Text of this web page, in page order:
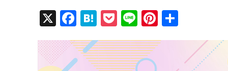
X
F
c
e
H
e
n
P
ck
et
Li
e
Pi
er